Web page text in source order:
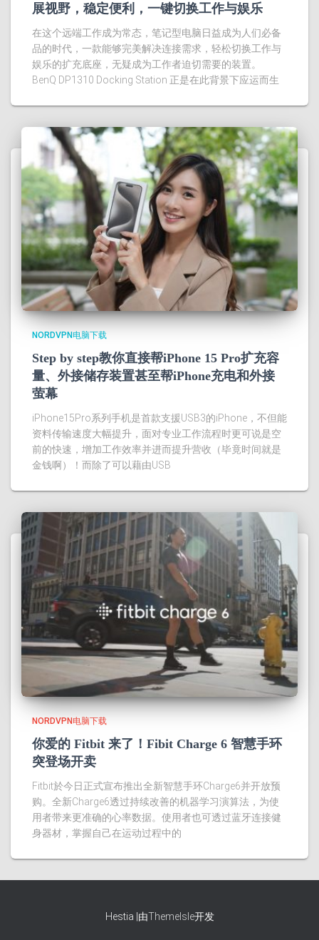
展视野，稳定便利，一键切换工作与娱乐
在这个远端工作成为常态，笔记型电脑日益成为人们必备
品的时代，一款能够完美解决连接需求，轻松切换工作与
娱乐的扩充底座，无疑成为工作者迫切需要的装置。
BenQ DP1310 Docking Station 正是在此背景下应运而生
NORDVPN电脑下载
Step by step教你直接帮iPhone 15 Pro扩充容
量、外接储存装置甚至帮iPhone充电和外接
萤幕
iPhone15Pro系列手机是首款支援USB3的iPhone，不但能
资料传输速度大幅提升，面对专业工作流程时更可说是空
前的快速，增加工作效率并进而提升营收（毕竟时间就是
金钱啊）！而除了可以藉由USB
NORDVPN电脑下载
你爱的 Fitbit 来了！Fibit Charge 6 智慧手环
突登场开卖
Fitbit於今日正式宣布推出全新智慧手环Charge6并开放预
购。全新Charge6透过持续改善的机器学习演算法，为使
用者带来更准确的心率数据。使用者也可透过蓝牙连接健
身器材，掌握自己在运动过程中的
Hestia |由ThemeIsle开发